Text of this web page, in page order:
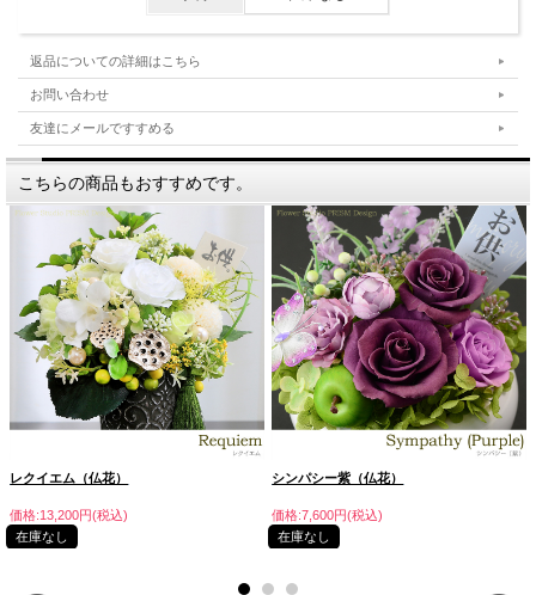
返品についての詳細はこちら
お問い合わせ
友達にメールですすめる
こちらの商品もおすすめです。
レクイエム（仏花）
価格:13,200円(税込)
在庫なし
シンパシー紫（仏花）
価格:7,600円(税込)
在庫なし